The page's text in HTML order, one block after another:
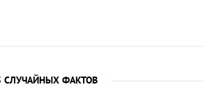
СЛУЧАЙНЫХ ФАКТОВ